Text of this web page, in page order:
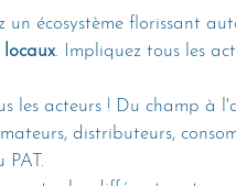
écosystème florissant
. Impliquez tous les
les acteurs ! Du champ à
distributeurs,
PAT.